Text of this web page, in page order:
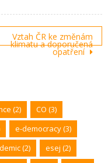
Vztah ČR ke změnám
klimatu a doporučená
opatření
(2) CO (3)
e-democracy(3)
(2) esej (2)